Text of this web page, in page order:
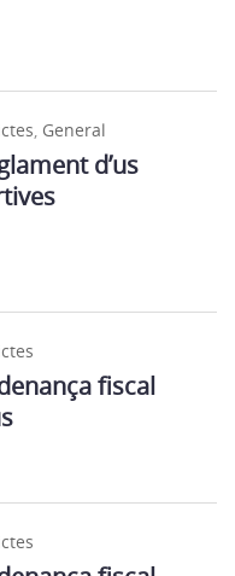
, General
d’us
fiscal